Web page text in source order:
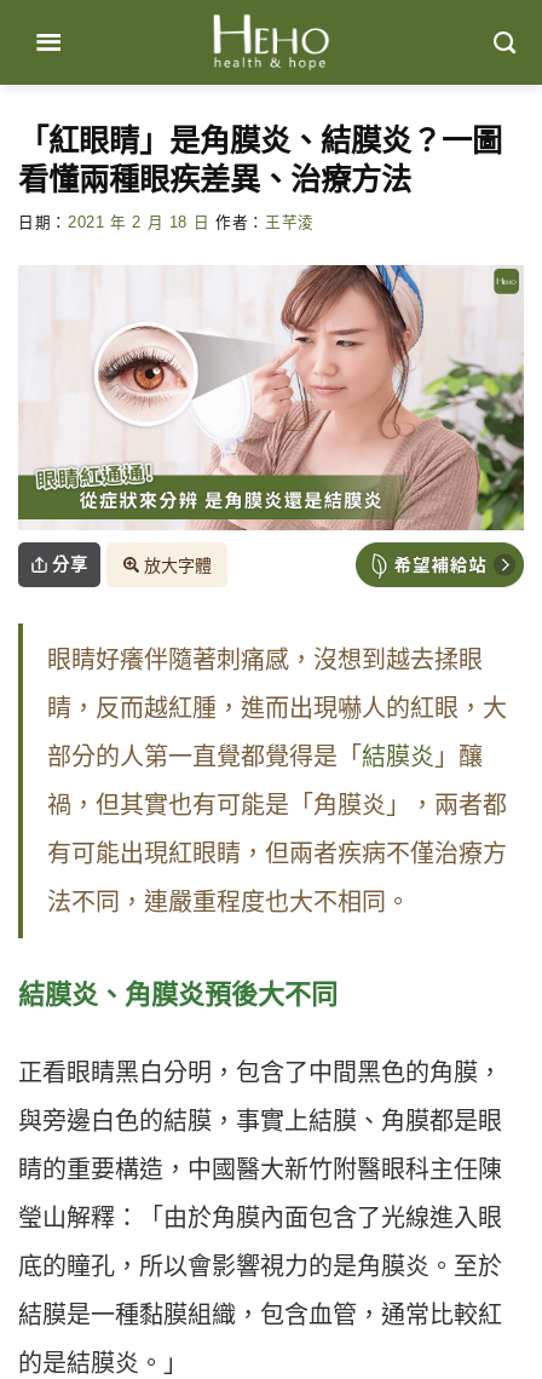
content
「紅眼睛」是角膜炎、結膜炎？一圖
看懂兩種眼疾差異、治療方法
日期： 2021 年 2 月 18 日 作者： 王芊淩
分享 放大字體
眼睛好癢伴隨著刺痛感，沒想到越去揉眼
睛，反而越紅腫，進而出現嚇人的紅眼，大
部分的人第一直覺都覺得是「 結膜炎 」釀
禍，但其實也有可能是「角膜炎」，兩者都
有可能出現紅眼睛，但兩者疾病不僅治療方
法不同，連嚴重程度也大不相同。
結膜炎、角膜炎預後大不同
正看眼睛黑白分明，包含了中間黑色的角膜，
與旁邊白色的結膜，事實上結膜、角膜都是眼
睛的重要構造，中國醫大新竹附醫眼科主任陳
瑩山解釋：「由於角膜內面包含了光線進入眼
底的瞳孔，所以會影響視力的是角膜炎。至於
結膜是一種黏膜組織，包含血管，通常比較紅
的是結膜炎。」